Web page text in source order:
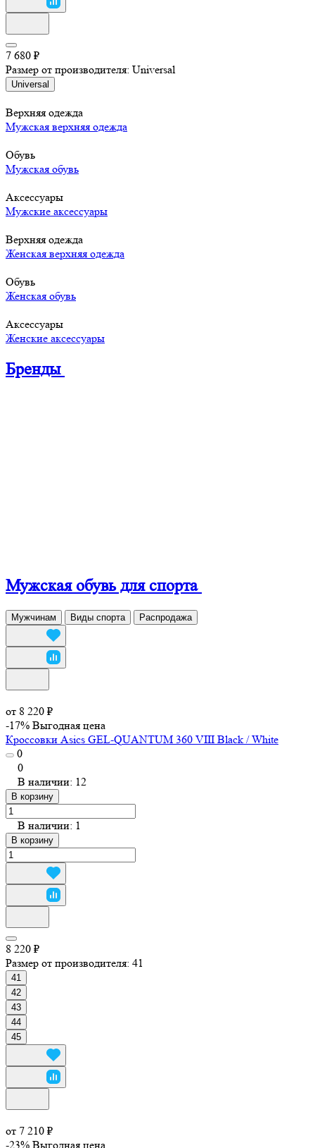
7 680 ₽
Размер от производителя: Universal
Universal
Верхняя одежда
Мужская верхняя одежда
Обувь
Мужская обувь
Аксессуары
Мужские аксессуары
Верхняя одежда
Женская верхняя одежда
Обувь
Женская обувь
Аксессуары
Женские аксессуары
Бренды
Мужская обувь для спорта
Мужчинам Виды спорта Распродажа
от 8 220 ₽
-17% Выгодная цена
Кроссовки Asics GEL-QUANTUM 360 VIII Black / White
0
0
В наличии: 12
В корзину
В наличии: 1
В корзину
8 220 ₽
Размер от производителя: 41
41
42
43
44
45
от 7 210 ₽
-23% Выгодная цена